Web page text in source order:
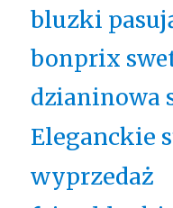
bluzki
bonprix
dzianinowa
Eleganckie
wyprzedaż